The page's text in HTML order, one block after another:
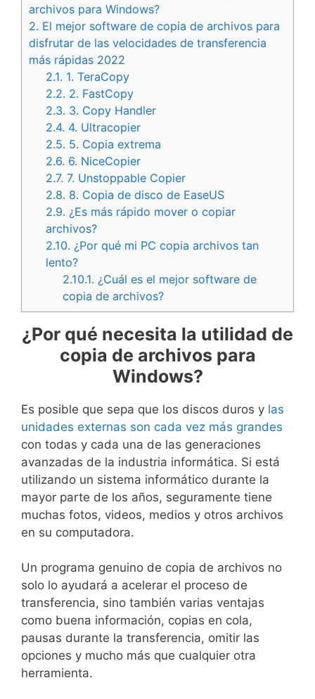
archivos para Windows?
2. El mejor software de copia de archivos para
disfrutar de las velocidades de transferencia
más rápidas 2022
2.1. 1. TeraCopy
2.2. 2. FastCopy
2.3. 3. Copy Handler
2.4. 4. Ultracopier
2.5. 5. Copia extrema
2.6. 6. NiceCopier
2.7. 7. Unstoppable Copier
2.8. 8. Copia de disco de EaseUS
2.9. ¿Es más rápido mover o copiar
archivos?
2.10. ¿Por qué mi PC copia archivos tan
lento?
2.10.1. ¿Cuál es el mejor software de
copia de archivos?
¿Por qué necesita la utilidad de
copia de archivos para
Windows?
Es posible que sepa que los discos duros y las
unidades externas son cada vez más grandes
con todas y cada una de las generaciones
avanzadas de la industria informática. Si está
utilizando un sistema informático durante la
mayor parte de los años, seguramente tiene
muchas fotos, videos, medios y otros archivos
en su computadora.
Un programa genuino de copia de archivos no
solo lo ayudará a acelerar el proceso de
transferencia, sino también varias ventajas
como buena información, copias en cola,
pausas durante la transferencia, omitir las
opciones y mucho más que cualquier otra
herramienta.